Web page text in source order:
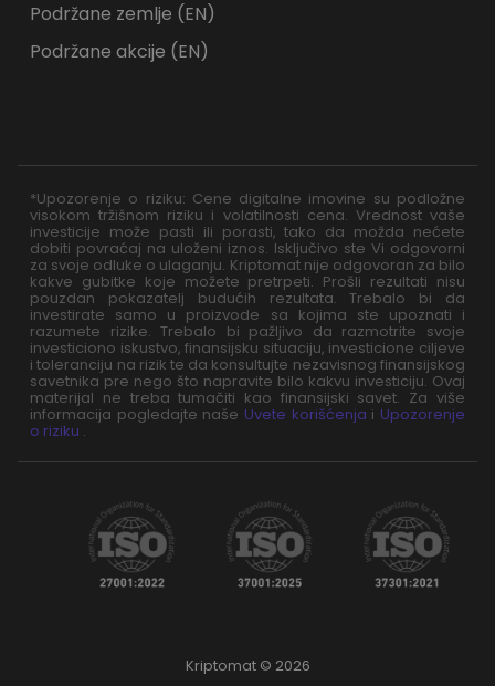
Podržane zemlje (EN)
Podržane akcije (EN)
*Upozorenje o riziku: Cene digitalne imovine su podložne
visokom tržišnom riziku i volatilnosti cena. Vrednost vaše
investicije može pasti ili porasti, tako da možda nećete
dobiti povraćaj na uloženi iznos. Isključivo ste Vi odgovorni
za svoje odluke o ulaganju. Kriptomat nije odgovoran za bilo
kakve gubitke koje možete pretrpeti. Prošli rezultati nisu
pouzdan pokazatelj budućih rezultata. Trebalo bi da
investirate samo u proizvode sa kojima ste upoznati i
razumete rizike. Trebalo bi pažljivo da razmotrite svoje
investiciono iskustvo, finansijsku situaciju, investicione ciljeve
i toleranciju na rizik te da konsultujte nezavisnog finansijskog
savetnika pre nego što napravite bilo kakvu investiciju. Ovaj
materijal ne treba tumačiti kao finansijski savet. Za više
informacija pogledajte naše Uvete korišćenja i Upozorenje
o riziku .
Kriptomat © 2026